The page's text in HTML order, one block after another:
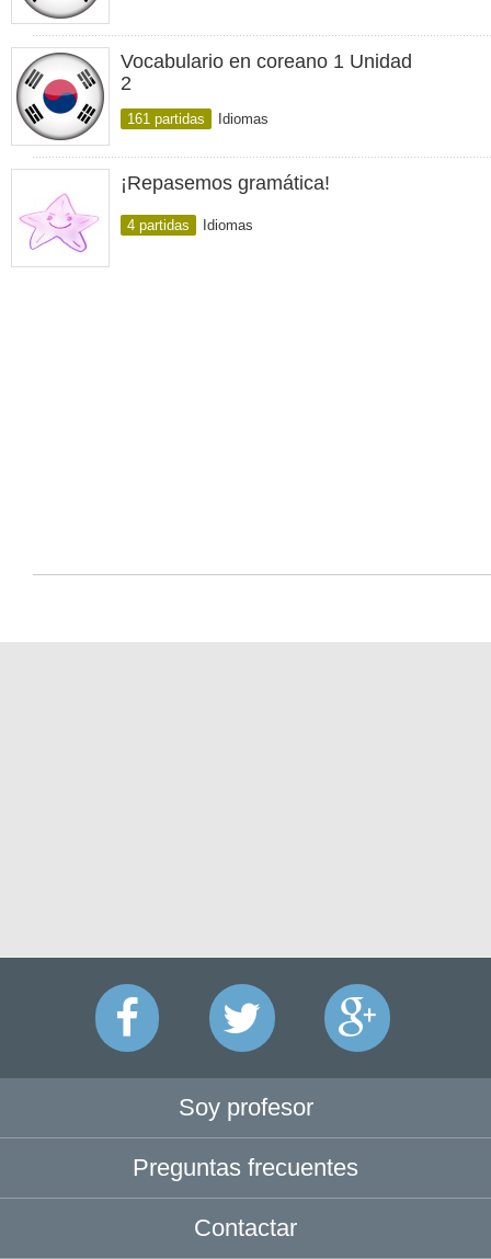
Vocabulario en coreano 1 Unidad
2
161 partidas Idiomas
¡Repasemos gramática!
4 partidas Idiomas
Soy profesor
Preguntas frecuentes
Contactar